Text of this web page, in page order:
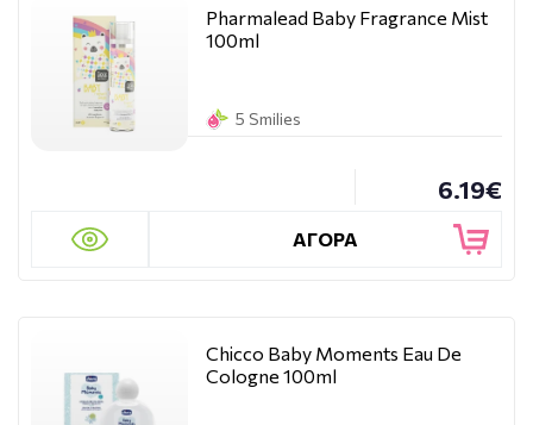
Pharmalead Baby Fragrance Mist
100ml
5 Smilies
6.19€
ΑΓΟΡΑ
Chicco Baby Moments Eau De
Cologne 100ml